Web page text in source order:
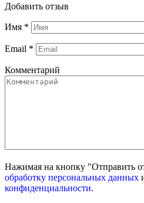
Добавить отзыв
Имя *
Email *
Комментарий
Нажимая на кнопку "Отправить
обработку персональных данных
конфиденциальности.